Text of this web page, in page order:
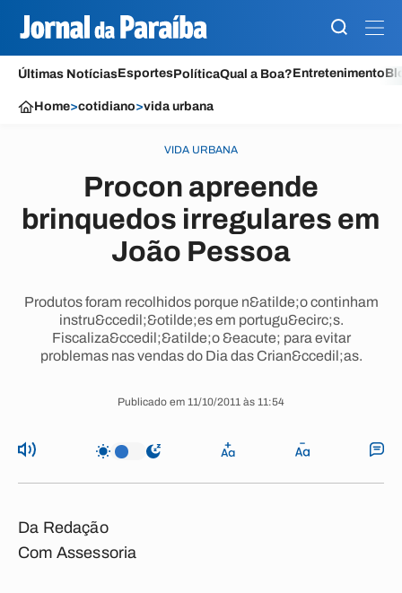
Últimas NotíciasEsportesPolíticaQual a Boa?Entretenimento
Home>cotidiano>vida urbana
VIDA URBANA
Procon apreende
brinquedos irregulares em
João Pessoa
Produtos foram recolhidos porque n&atilde;o continham
instru&ccedil;&otilde;es em portugu&ecirc;s.
Fiscaliza&ccedil;&atilde;o &eacute; para evitar
problemas nas vendas do Dia das Crian&ccedil;as.
Publicado em 11/10/2011 às 11:54
Da Redação
Com Assessoria